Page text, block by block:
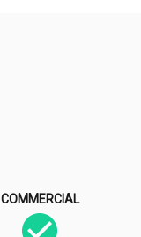
COMMERCIAL